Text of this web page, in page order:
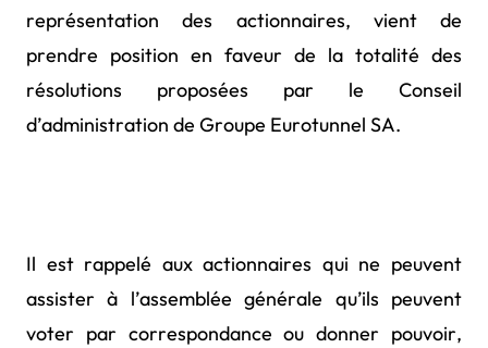
représentation des actionnaires, vient de
prendre position en faveur de la totalité des
résolutions proposées par le Conseil
d’administration de Groupe Eurotunnel SA.
Il est rappelé aux actionnaires qui ne peuvent
assister à l’assemblée générale qu’ils peuvent
voter par correspondance ou donner pouvoir,